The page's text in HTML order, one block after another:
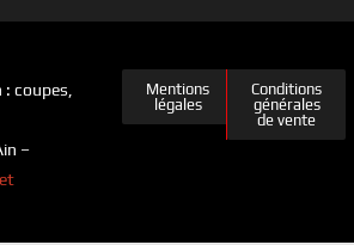
coupes,
–
Mentions
légales
Conditions
générales
de vente